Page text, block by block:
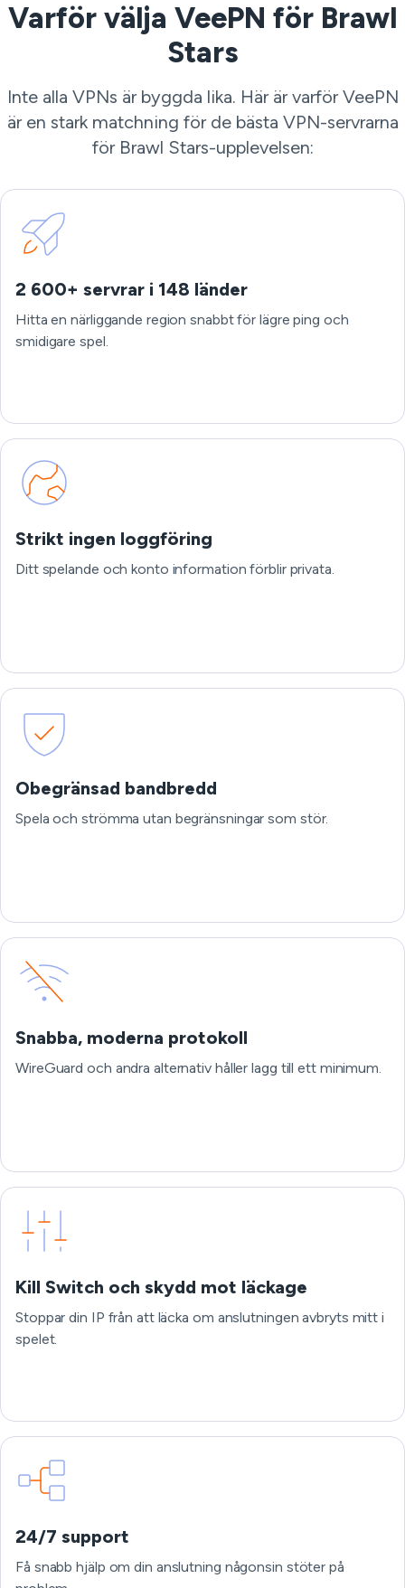
Varför välja VeePN för Brawl
Stars
Inte alla VPNs är byggda lika. Här är varför VeePN
är en stark matchning för de bästa VPN-servrarna
för Brawl Stars-upplevelsen:
2 600+ servrar i 148 länder
Hitta en närliggande region snabbt för lägre ping och
smidigare spel.
Strikt ingen loggföring
Ditt spelande och konto information förblir privata.
Obegränsad bandbredd
Spela och strömma utan begränsningar som stör.
Snabba, moderna protokoll
WireGuard och andra alternativ håller lagg till ett minimum.
Kill Switch och skydd mot läckage
Stoppar din IP från att läcka om anslutningen avbryts mitt i
spelet.
24/7 support
Få snabb hjälp om din anslutning någonsin stöter på